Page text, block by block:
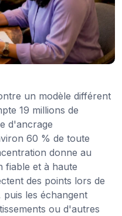
un modèle différent
19 millions de
d'ancrage
60 % de toute
donne au
fiable et à haute
des points lors de
les échangent
ou d'autres